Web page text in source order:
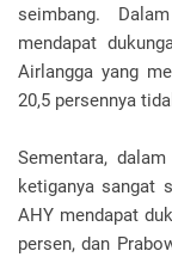
seimbang.
mendapat
Airlangga yang
20,5 persennya
Sementara,
ketiganya sangat
AHY mendapat
persen, dan